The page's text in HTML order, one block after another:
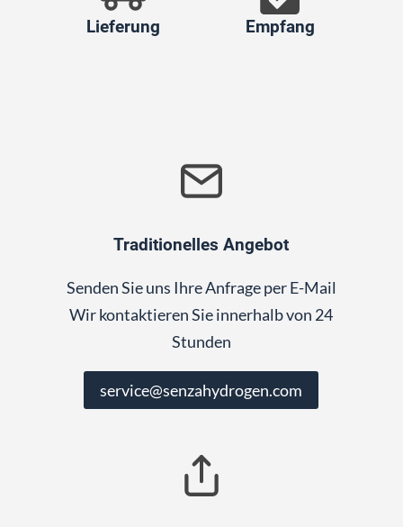
Lieferung Empfang
Traditionelles Angebot
Senden Sie uns Ihre Anfrage per E-Mail
Wir kontaktieren Sie innerhalb von 24
Stunden
service@senzahydrogen.com